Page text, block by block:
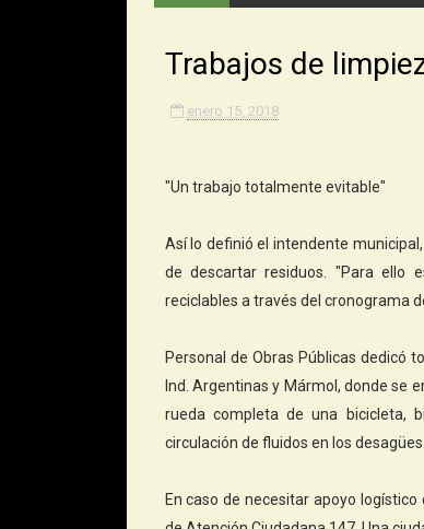
Trabajos de
enero 15, 2018
"Un trabajo totalmente evitable"
Así lo definió el intendente
de descartar residuos. "Para ello
reciclables a través del cronograma
Personal de Obras Públicas dedicó
Ind. Argentinas y Mármol, donde se
rueda completa de una bicicleta,
circulación de fluidos en los desagües.
En caso de necesitar apoyo